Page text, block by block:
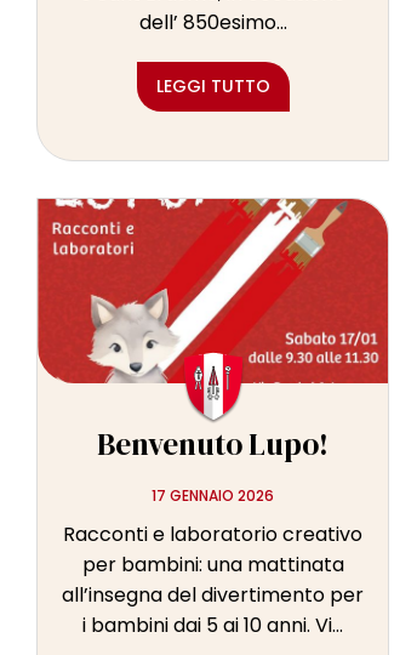
dell’ 850esimo...
LEGGI TUTTO
Benvenuto Lupo!
17 GENNAIO 2026
Racconti e laboratorio creativo
per bambini: una mattinata
all’insegna del divertimento per
i bambini dai 5 ai 10 anni. Vi...